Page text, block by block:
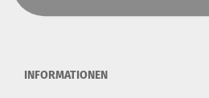
INFORMATIONEN